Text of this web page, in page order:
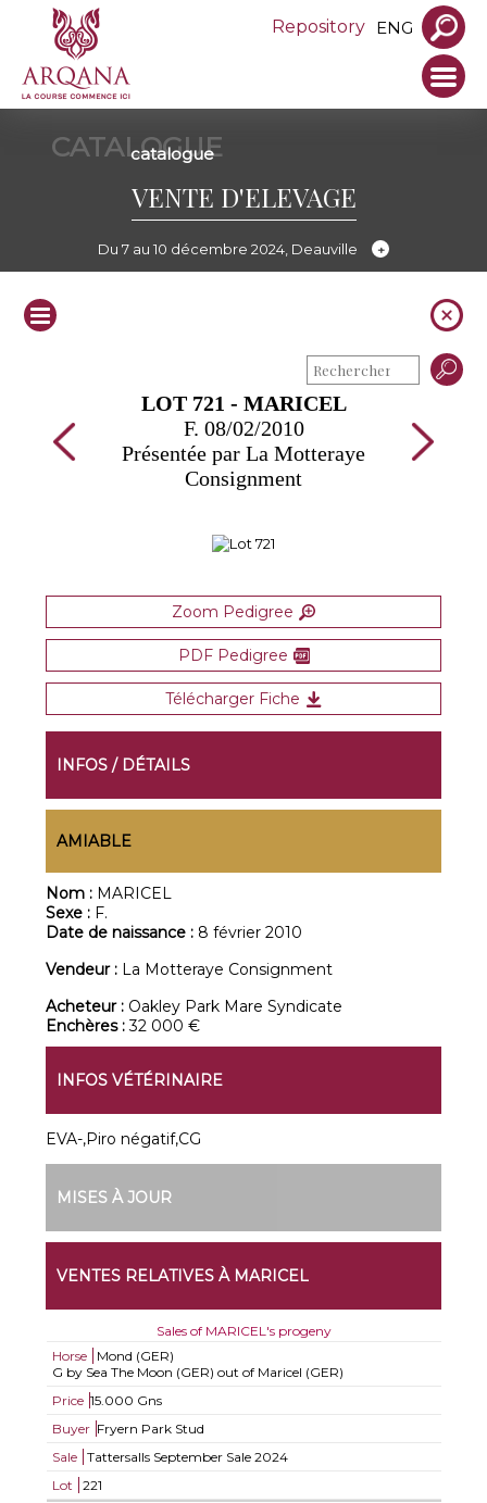
Repository ENG
CATALOGUE
catalogue
VENTE D'ELEVAGE
Du 7 au 10 décembre 2024, Deauville
LOT 721 - MARICEL
F. 08/02/2010
Présentée par La Motteraye
Consignment
Zoom Pedigree
PDF Pedigree
Télécharger Fiche
INFOS / DÉTAILS
AMIABLE
Nom : MARICEL
Sexe : F.
Date de naissance : 8 février 2010
Vendeur : La Motteraye Consignment
Acheteur : Oakley Park Mare Syndicate
Enchères :32 000 €
INFOS VÉTÉRINAIRE
EVA-,Piro négatif,CG
MISES À JOUR
VENTES RELATIVES À MARICEL
Sales of MARICEL's progeny
Horse
Mond (GER)
G by Sea The Moon (GER) out of Maricel (GER)
Price 15.000 Gns
Buyer Fryern Park Stud
Sale
Tattersalls September Sale 2024
Lot
221